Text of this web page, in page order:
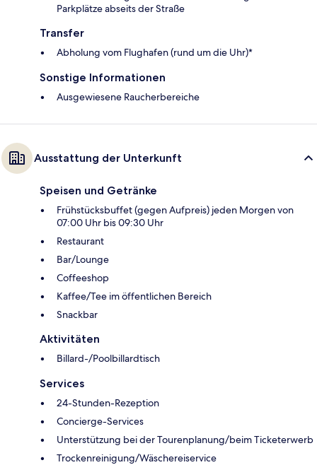
Parkplätze abseits der Straße
Transfer
Abholung vom Flughafen (rund um die Uhr)*
Sonstige Informationen
Ausgewiesene Raucherbereiche
Ausstattung der Unterkunft
Speisen und Getränke
Frühstücksbuffet (gegen Aufpreis) jeden Morgen von
07:00 Uhr bis 09:30 Uhr
Restaurant
Bar/Lounge
Coffeeshop
Kaffee/Tee im öffentlichen Bereich
Snackbar
Aktivitäten
Billard-/Poolbillardtisch
Services
24-Stunden-Rezeption
Concierge-Services
Unterstützung bei der Tourenplanung/beim Ticketerwerb
Trockenreinigung/Wäschereiservice